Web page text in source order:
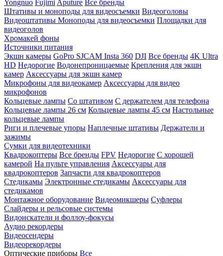
Yongnuo Fujimi Aputure Все бренды
Штативы и моноподы для видеосъемки Видеоголовы
Видеоштативы Моноподы для видеосъемки Площадки для
видеоголов
Хромакей фоны
Источники питания
Экшн камеры GoPro SJCAM Insta 360 DJI Все бренды 4K Ultra
HD Недорогие Водонепроницаемые Крепления для экшн
камер Аксессуары для экшн камер
Микрофоны для видеокамер Аксессуары для видео
микрофонов
Кольцевые лампы Со штативом C держателем для телефона
Кольцевые лампы 26 см Кольцевые лампы 45 см Настольные
кольцевые лампы
Риги и плечевые упоры Наплечные штативы Держатели и
зажимы
Сумки для видеотехники
Квадрокоптеры Все бренды FPV Недорогие С хорошей
камерой На пульте управления Аксессуары для
квадрокоптеров Запчасти для квадрокоптеров
Стедикамы Электронные стедикамы Аксессуары для
стедикамов
Монтажное оборудование Видеомикшеры Суфлеры
Слайдеры и рельсовые системы
Видоискатели и фоллоу-фокусы
Аудио рекордеры
Видеосендеры
Видеорекордеры
Оптические приборы Все